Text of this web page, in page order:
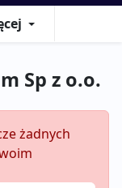
Sp z o.o.
żadnych